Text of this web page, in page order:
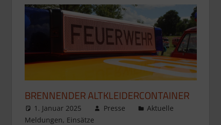
BRENNENDER ALTKLEIDERCONTAINER
1. Januar 2025 Presse
Aktuelle
Meldungen, Einsätze